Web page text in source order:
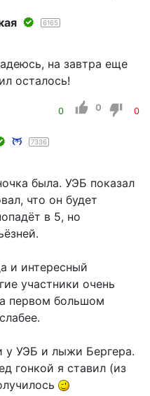
6165
на завтра еще
осталось!
0 0 0
7336
была. УЭБ показал
что он будет
в 5, но
и интересный
участники очень
первом большом
у УЭБ и лыжи Бергера.
гонкой я ставил (из